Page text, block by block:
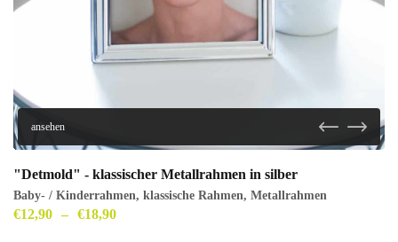
ansehen
"Detmold" - klassischer Metallrahmen in silber
Baby- / Kinderrahmen, klassische Rahmen, Metallrahmen
€12,90 – €18,90